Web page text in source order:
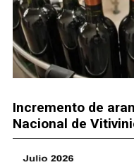
Incremento de
Nacional de